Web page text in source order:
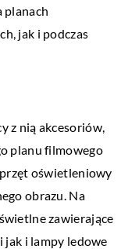
planach
jak i podczas
z nią akcesoriów,
planu filmowego
oświetleniowy
obrazu. Na
zawierające
jak i lampy ledowe